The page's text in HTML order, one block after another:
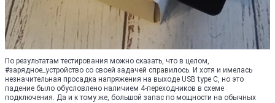
По результатам тестирования можно сказать, что в целом,
#зарядное_устройство со своей задачей справилось. И хотя и имелась
незначительная просадка напряжения на выходе USB type C, но это
падение было обусловлено наличием 4-переходников в схеме
подключения. Да и к тому же, большой запас по мощности на обычных